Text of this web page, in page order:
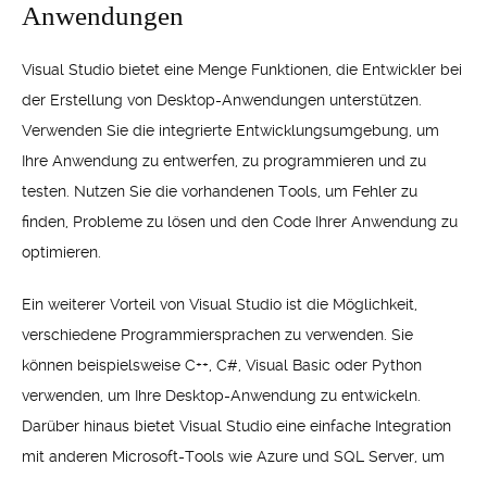
Anwendungen
Visual Studio bietet eine Menge Funktionen, die Entwickler bei
der Erstellung von Desktop-Anwendungen unterstützen.
Verwenden Sie die integrierte Entwicklungsumgebung, um
Ihre Anwendung zu entwerfen, zu programmieren und zu
testen. Nutzen Sie die vorhandenen Tools, um Fehler zu
finden, Probleme zu lösen und den Code Ihrer Anwendung zu
optimieren.
Ein weiterer Vorteil von Visual Studio ist die Möglichkeit,
verschiedene Programmiersprachen zu verwenden. Sie
können beispielsweise C++, C#, Visual Basic oder Python
verwenden, um Ihre Desktop-Anwendung zu entwickeln.
Darüber hinaus bietet Visual Studio eine einfache Integration
mit anderen Microsoft-Tools wie Azure und SQL Server, um